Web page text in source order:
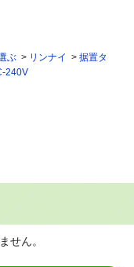
ぶ リンナイ
据置タ
240V
せん。